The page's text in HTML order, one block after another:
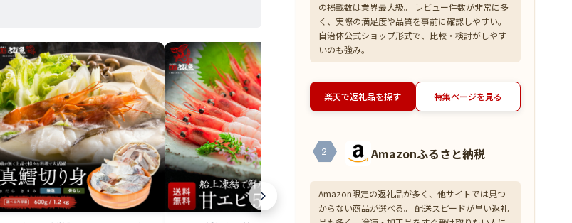
の掲載数は業界最大級。 レビュー件数が非常に多
く、実際の満足度や品質を事前に確認しやすい。
自治体公式ショップ形式で、比較・検討がしやす
いのも強み。
楽天で返礼品を探す 特集ページを見る
2 Amazonふるさと納税
Amazon限定の返礼品が多く、他サイトでは見つ
からない商品が選べる。 配送スピードが早い返礼